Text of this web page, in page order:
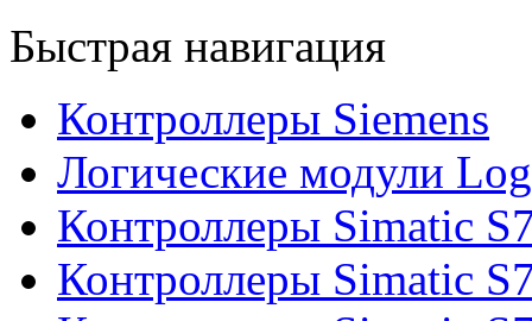
Быстрая навигация
Контроллеры Siemens
Логические модули
Контроллеры Simatic
Контроллеры Simatic